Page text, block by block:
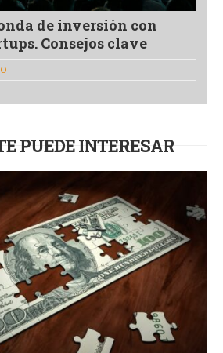
de inversión con
Consejos clave
PUEDE INTERESAR